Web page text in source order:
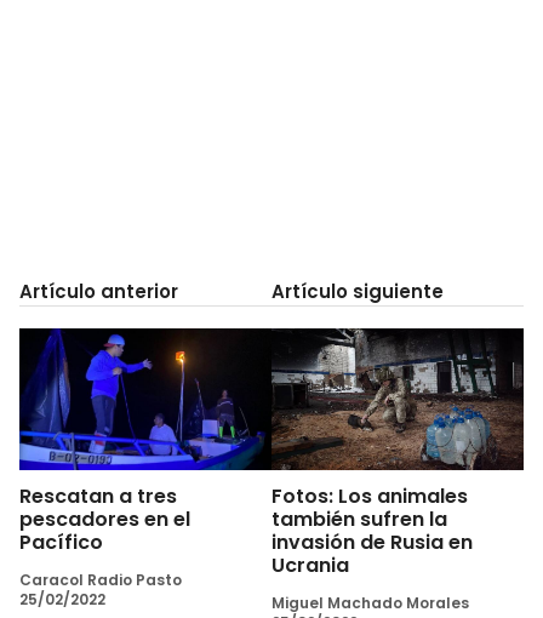
Artículo anterior
Rescatan a tres
pescadores en el
Pacífico
Caracol Radio Pasto
25/02/2022
Artículo siguiente
Fotos: Los animales
también sufren la
invasión de Rusia en
Ucrania
Miguel Machado Morales